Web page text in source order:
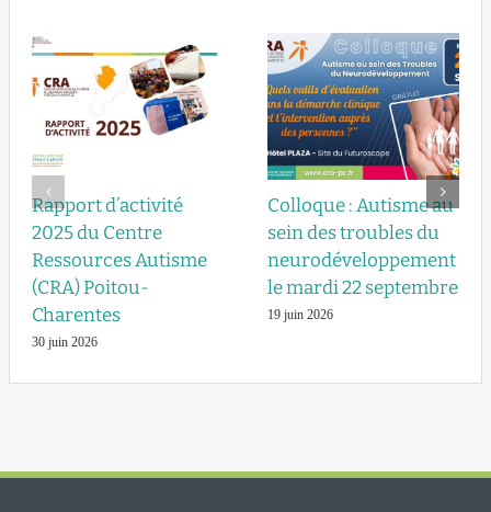
Rapport d’activité
2025 du Centre
Ressources Autisme
(CRA) Poitou-
Charentes
30 juin 2026
Colloque : Autisme au
sein des troubles du
neurodéveloppement
le mardi 22 septembre
19 juin 2026